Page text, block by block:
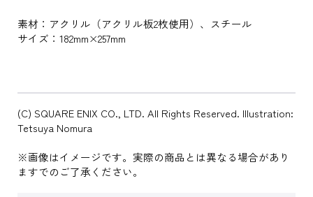
素材：アクリル（アクリル板2枚使用）、スチール
サイズ：182mm×257mm
(C) SQUARE ENIX CO., LTD. All Rights Reserved. Illustration:
Tetsuya Nomura
※画像はイメージです。実際の商品とは異なる場合があり
ますでのご了承ください。